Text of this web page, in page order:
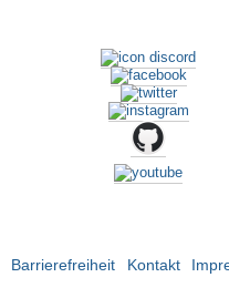
Barrierefreiheit Kontakt